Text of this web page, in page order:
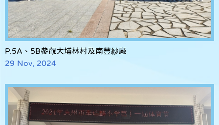
P.5A、5B參觀大埔林村及南豐紗廠
29 Nov, 2024